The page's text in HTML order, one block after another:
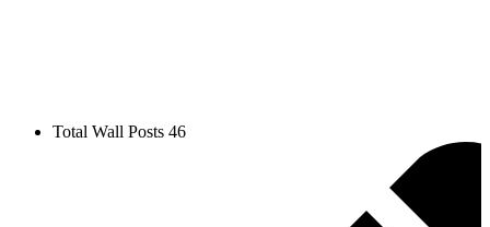
Total Wall Posts 46